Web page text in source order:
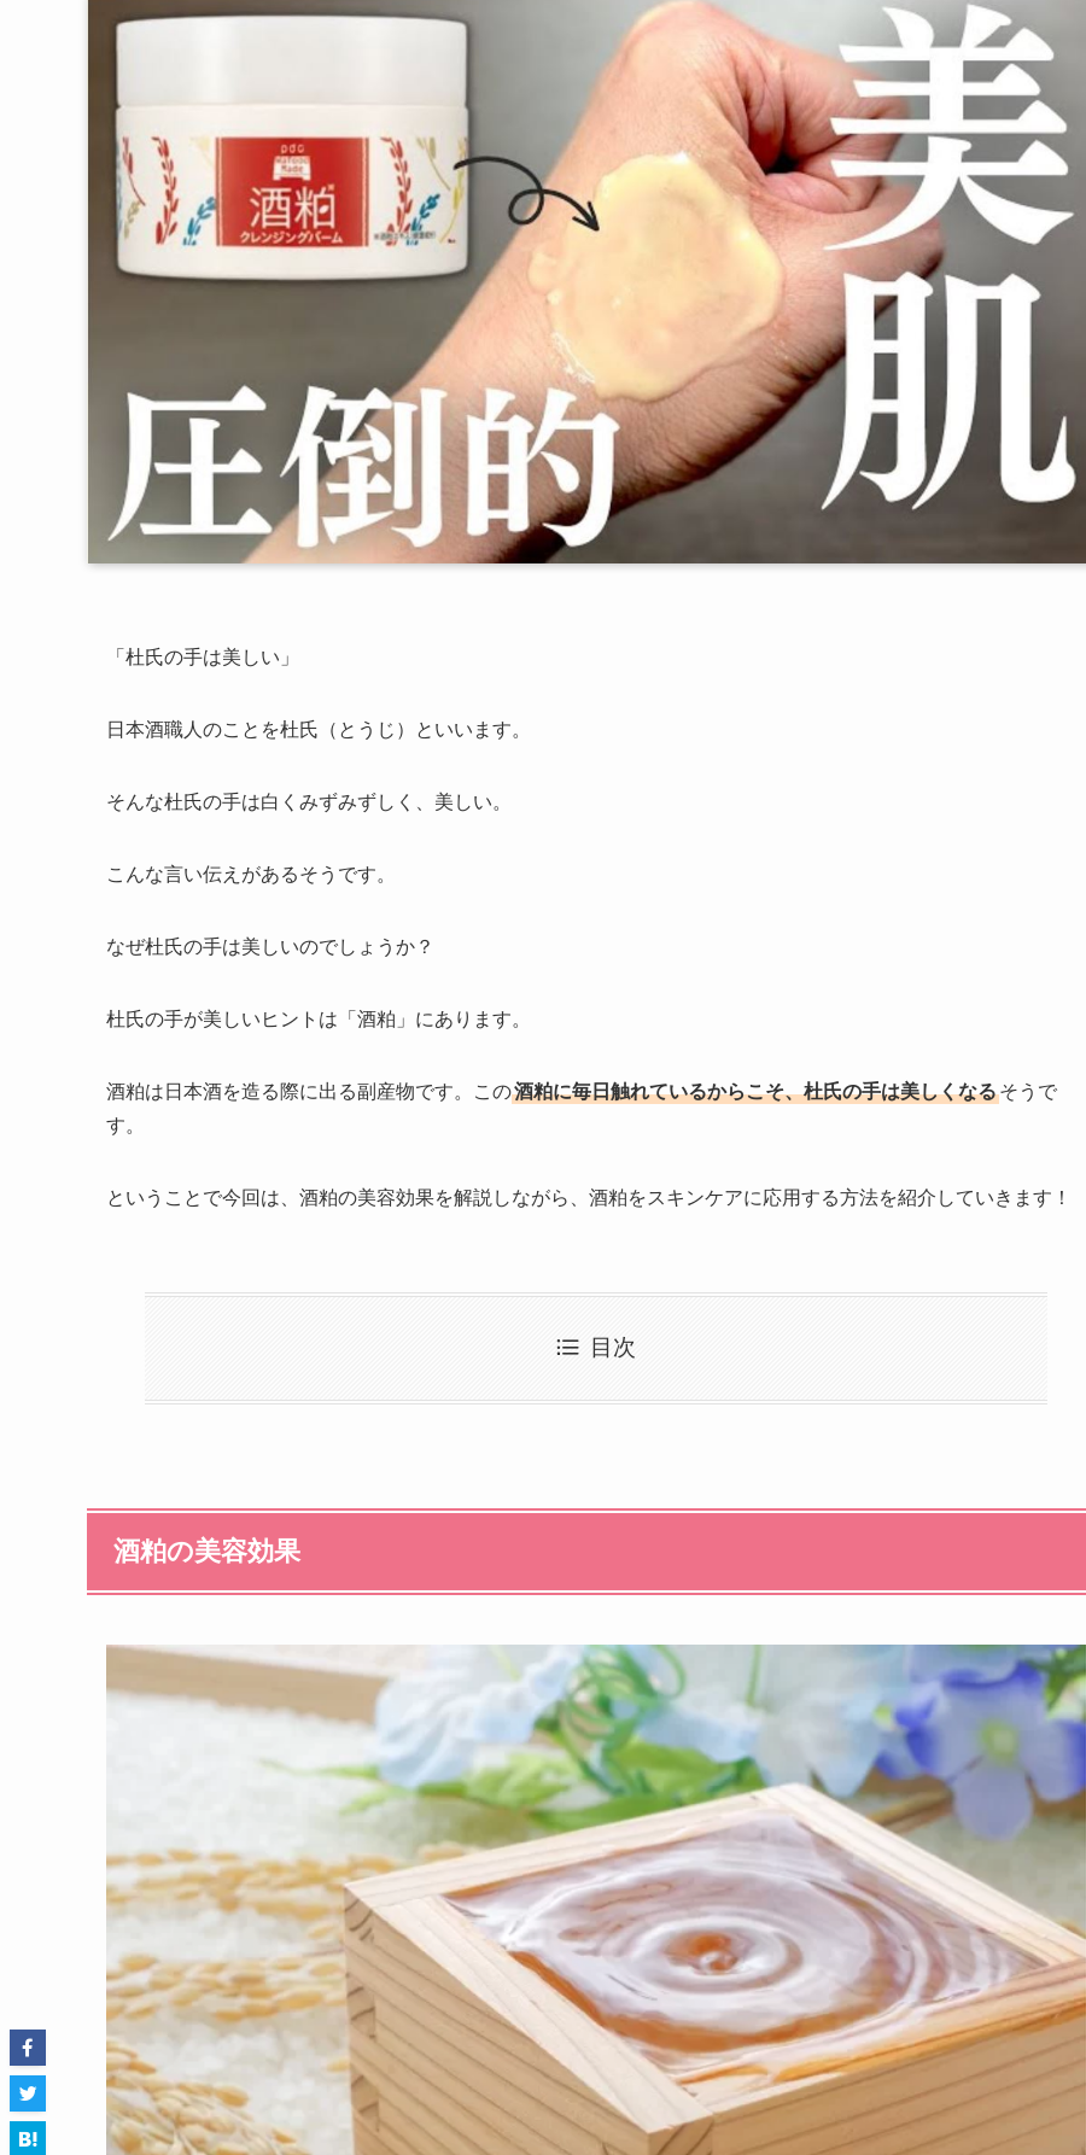
「杜氏の手は美しい」
日本酒職人のことを杜氏（とうじ）といいます。
そんな杜氏の手は白くみずみずしく、美しい。
こんな言い伝えがあるそうです。
なぜ杜氏の手は美しいのでしょうか？
杜氏の手が美しいヒントは「酒粕」にあります。
酒粕は日本酒を造る際に出る副産物です。この酒粕に毎日触れているからこそ、杜氏の手は美しくなるそうで
す。
ということで今回は、酒粕の美容効果を解説しながら、酒粕をスキンケアに応用する方法を紹介していきます！
目次
酒粕の美容効果